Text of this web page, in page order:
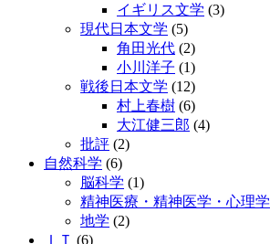
イギリス文学 (3)
現代日本文学 (5)
角田光代 (2)
小川洋子 (1)
戦後日本文学 (12)
村上春樹 (6)
大江健三郎 (4)
批評 (2)
自然科学 (6)
脳科学 (1)
精神医療・精神医学・心理学
地学 (2)
ＩＴ (6)